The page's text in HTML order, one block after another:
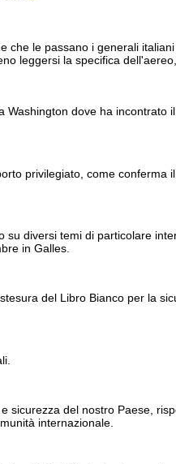
che le passano i generali
leggersi la specifica
dove ha
privilegiato, come
su diversi temi di particolare
in Galles.
del Libro Bianco per la
sicurezza del nostro Paese,
internazionale.